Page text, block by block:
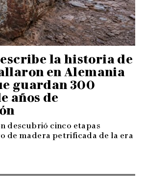
la historia de
en Alemania
guardan 300
años de
descubrió cinco etapas
de madera petrificada de la era